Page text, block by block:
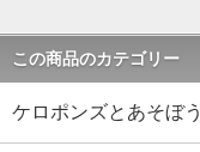
この商品のカテゴリー
ケロポンズとあそぼう